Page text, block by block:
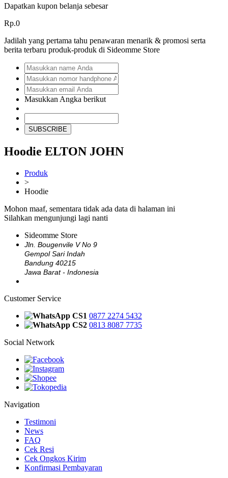
Dapatkan kupon belanja sebesar
Rp.0
Jadilah yang pertama tahu penawaran menarik & promosi serta
berita terbaru produk-produk di Sideomme Store
Masukkan Angka berikut
SUBSCRIBE
Hoodie ELTON JOHN
Produk
>
Hoodie
Mohon maaf, sementara tidak ada data di halaman ini
Silahkan mengunjungi lagi nanti
Sideomme Store
Jln. Bougenvile V No 9
Gempol Sari Indah
Bandung 40215
Jawa Barat - Indonesia
Customer Service
CS1 0877 2274 5432
CS2 0813 8087 7735
Social Network
Navigation
Testimoni
News
FAQ
Cek Resi
Cek Ongkos Kirim
Konfirmasi Pembayaran